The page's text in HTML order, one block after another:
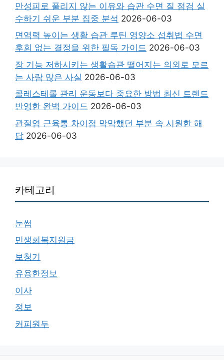
만성피로 풀리지 않는 이유와 습관 수면 질 점검 실
수하기 쉬운 부분 집중 분석 2026-06-03
면역력 높이는 생활 습관 루틴 영양소 섭취법 수면
후회 없는 결정을 위한 필독 가이드 2026-06-03
장 기능 저하시키는 생활습관 떨어지는 의외로 모르
는 사람 많은 사실 2026-06-03
콜레스테롤 관리 운동보다 중요한 방법 최신 트렌드
반영한 완벽 가이드 2026-06-03
관절염 근육통 차이점 막막했던 부분 속 시원한 해
답 2026-06-03
카테고리
눈썹
민생회복지원금
보청기
유용한정보
이사
정보
커피원두